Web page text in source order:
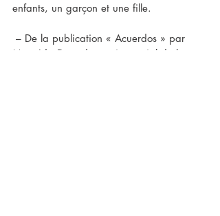
enfants, un garçon et une fille.
Mme Ida Dery du service social de la